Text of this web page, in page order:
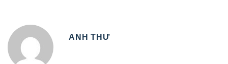
ANH THƯ